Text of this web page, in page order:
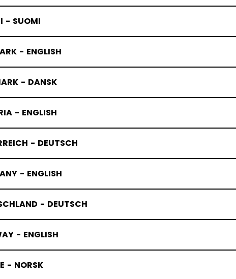
- SUOMI
- ENGLISH
- DANSK
- ENGLISH
- DEUTSCH
- ENGLISH
- DEUTSCH
- ENGLISH
- NORSK